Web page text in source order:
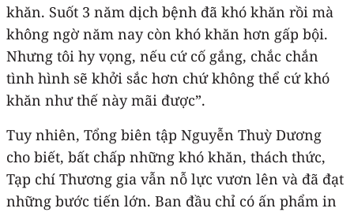
khăn. Suốt 3 năm dịch bệnh đã khó khăn rồi mà
không ngờ năm nay còn khó khăn hơn gấp bội.
Nhưng tôi hy vọng, nếu cứ cố gắng, chắc chắn
tình hình sẽ khởi sắc hơn chứ không thể cứ khó
khăn như thế này mãi được”.
Tuy nhiên, Tổng biên tập Nguyễn Thuỳ Dương
cho biết, bất chấp những khó khăn, thách thức,
Tạp chí Thương gia vẫn nỗ lực vươn lên và đã đạt
những bước tiến lớn. Ban đầu chỉ có ấn phẩm in